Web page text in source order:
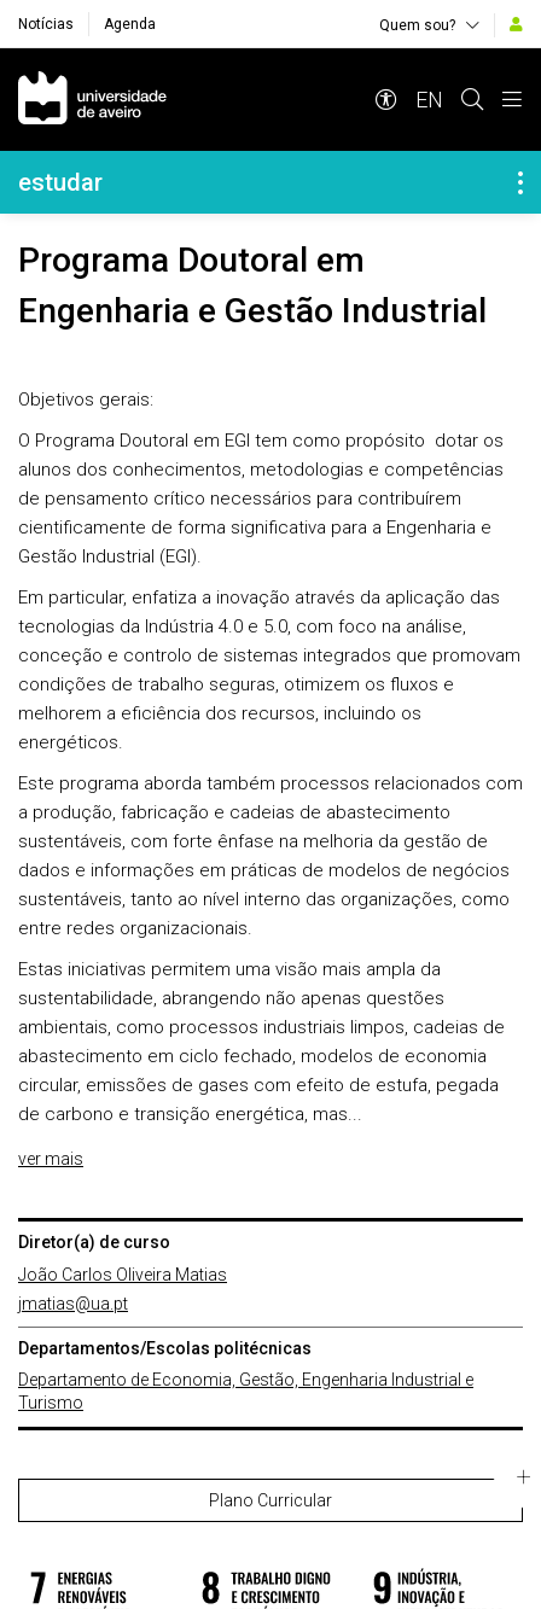
Notícias Agenda Quem sou?
Navegação Principal
EN
Navegação Lateral
estudar
Programa Doutoral em
Engenharia e Gestão Industrial
Objetivos gerais:
O Programa Doutoral em EGI tem como propósito dotar os
alunos dos conhecimentos, metodologias e competências
de pensamento crítico necessários para contribuírem
cientificamente de forma significativa para a Engenharia e
Gestão Industrial (EGI).
Em particular, enfatiza a inovação através da aplicação das
tecnologias da Indústria 4.0 e 5.0, com foco na análise,
conceção e controlo de sistemas integrados que promovam
condições de trabalho seguras, otimizem os fluxos e
melhorem a eficiência dos recursos, incluindo os
energéticos.
Este programa aborda também processos relacionados com
a produção, fabricação e cadeias de abastecimento
sustentáveis, com forte ênfase na melhoria da gestão de
dados e informações em práticas de modelos de negócios
sustentáveis, tanto ao nível interno das organizações, como
entre redes organizacionais.
Estas iniciativas permitem uma visão mais ampla da
sustentabilidade, abrangendo não apenas questões
ambientais, como processos industriais limpos, cadeias de
abastecimento em ciclo fechado, modelos de economia
circular, emissões de gases com efeito de estufa, pegada
de carbono e transição energética, mas...
ver mais
Diretor(a) de curso
João Carlos Oliveira Matias
jmatias@ua.pt
Departamentos/Escolas politécnicas
Departamento de Economia, Gestão, Engenharia Industrial e
Turismo
Plano Curricular